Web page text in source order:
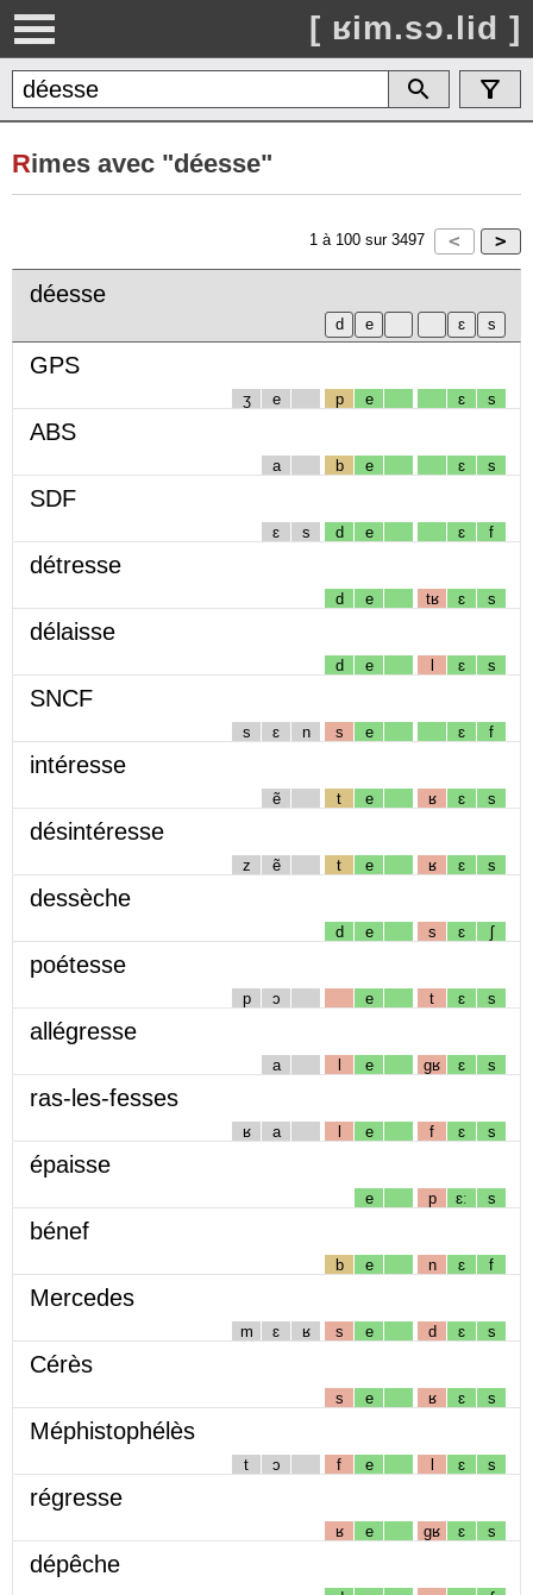
[ ʁim.sɔ.lid ]
Rimes avec "déesse"
1 à 100 sur 3497
déesse
GPS
ʒ e p e ɛ s
ABS
a b e ɛ s
SDF
ɛ s d e ɛ f
détresse
d e tʁ ɛ s
délaisse
d e l ɛ s
SNCF
s ɛ n s e ɛ f
intéresse
ẽ t e ʁ ɛ s
désintéresse
z ẽ t e ʁ ɛ s
dessèche
d e s ɛ ʃ
poétesse
p ɔ e t ɛ s
allégresse
a l e gʁ ɛ s
ras-les-fesses
ʁ a l e f ɛ s
épaisse
e p ɛː s
bénef
b e n ɛ f
Mercedes
m ɛ ʁ s e d ɛ s
Cérès
s e ʁ ɛ s
Méphistophélès
t ɔ f e l ɛ s
régresse
ʁ e gʁ ɛ s
dépêche